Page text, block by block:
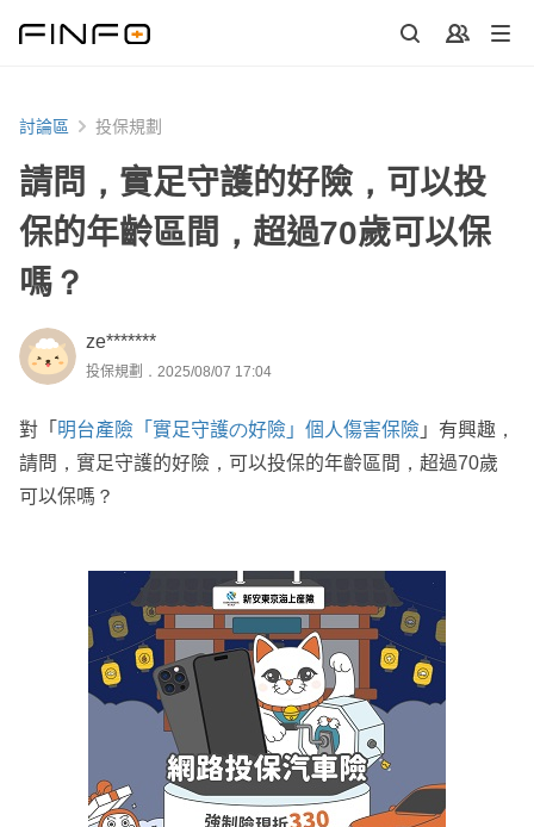
討論區 投保規劃
請問，實足守護的好險，可以投
保的年齡區間，超過70歲可以保
嗎？
ze*******
投保規劃．2025/08/07 17:04
對「 明台產險「實足守護の好險」個人傷害保險 」有興趣，
請問，實足守護的好險，可以投保的年齡區間，超過70歲
可以保嗎？